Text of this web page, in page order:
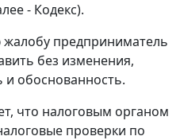
- Кодекс).
жалобу предприниматель
без изменения,
и обоснованность.
что налоговым органом
проверки по